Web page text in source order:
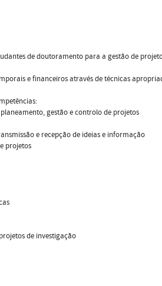
de doutoramento para a gestão de
e financeiros através de técnicas
gestão e controlo de projetos
e recepção de ideias e informação
projetos
de investigação